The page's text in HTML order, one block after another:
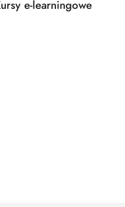
e-learningowe